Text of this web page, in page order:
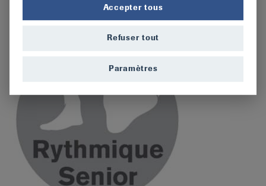
Accepter tous
Refuser tout
Paramètres